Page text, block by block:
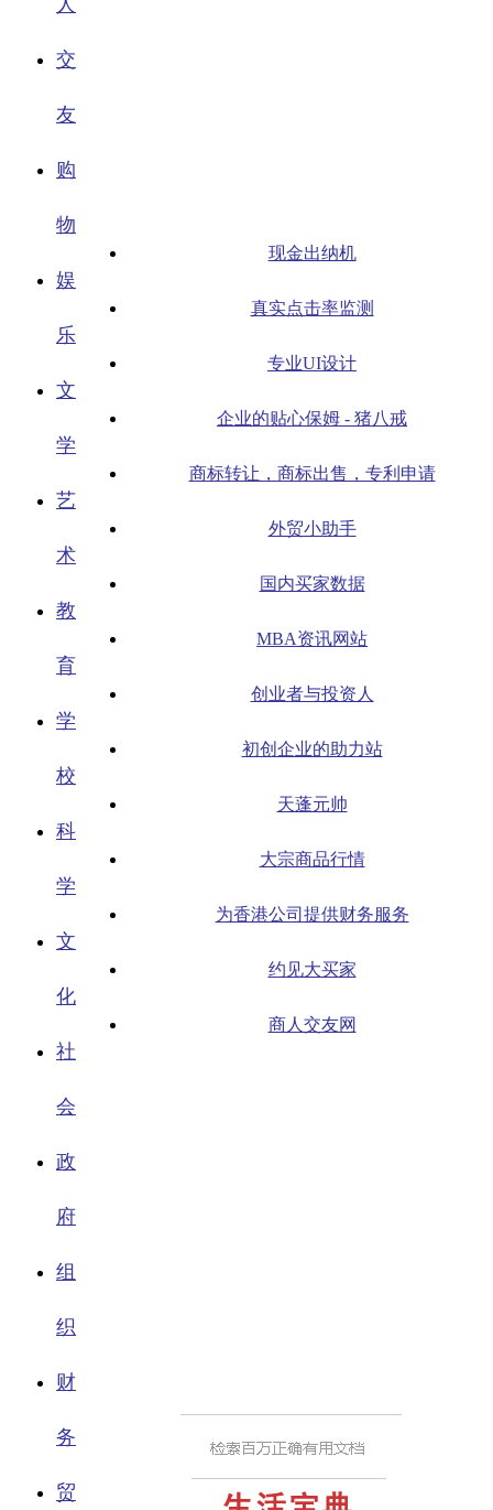
人
交
友
购
物
娱
乐
文
学
艺
术
教
育
学
校
科
学
文
化
社
会
政
府
组
织
财
务
贸
现金出纳机
真实点击率监测
专业UI设计
企业的贴心保姆 - 猪八戒
商标转让，商标出售，专利申请
外贸小助手
国内买家数据
MBA资讯网站
创业者与投资人
初创企业的助力站
天蓬元帅
大宗商品行情
为香港公司提供财务服务
约见大买家
商人交友网